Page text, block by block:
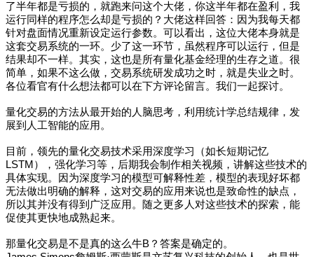
了半年都是亏损的，就跑来问这个大佬，你这半年都在盈利，我
运行同样的程序怎么却是亏损的？大佬这样回答：因为我每天都
针对盘面情况重新设定运行参数。可以看出，这位大佬本身就是
这套交易系统的一环。少了这一环节，虽然程序可以运行，但是
结果却不一样。其实，这也是所有量化基金经理的生存之道。很
简单，如果不这么做，交易系统研发成功之时，就是失业之时。
各位看官有什么想法都可以在下方评论留言。我们一起探讨。
量化交易的方法从最开始的人脑思考，利用统计学总结规律，发
展到人工智能的应用。
目前，领先的量化交易技术采用深度学习（如长短期记忆
LSTM），强化学习等，后期我会制作相关视频，讲解这些技术的
具体实现。因为深度学习的模型可解释性差，模型的表现好坏都
无法做出明确的解释，这对交易的应用来说也是致命性的缺点，
所以其并没有得到广泛应用。随之更多人对这些技术的探索，能
促使其更快地成熟起来。
那量化交易是不是真的这么牛B？答案是确定的。